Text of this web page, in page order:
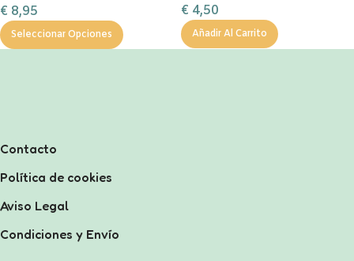
€ 8,95
Seleccionar Opciones
€ 4,50
Añadir Al Carrito
Contacto
Política de cookies
Aviso Legal
Condiciones y Envío